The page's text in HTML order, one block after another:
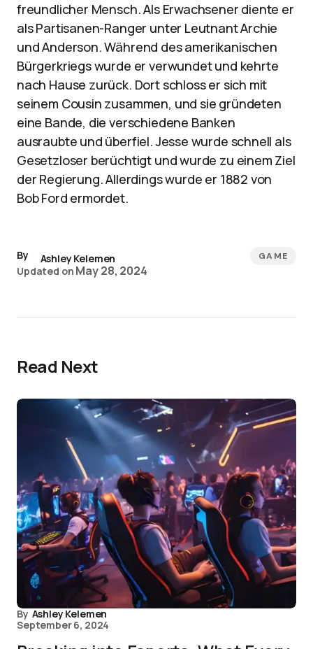
freundlicher Mensch. Als Erwachsener diente er
als Partisanen-Ranger unter Leutnant Archie
und Anderson. Während des amerikanischen
Bürgerkriegs wurde er verwundet und kehrte
nach Hause zurück. Dort schloss er sich mit
seinem Cousin zusammen, und sie gründeten
eine Bande, die verschiedene Banken
ausraubte und überfiel. Jesse wurde schnell als
Gesetzloser berüchtigt und wurde zu einem Ziel
der Regierung. Allerdings wurde er 1882 von
Bob Ford ermordet.
By
Ashley Kelemen
Updated on May 28, 2024
GAME
Read Next
By Ashley Kelemen
September 6, 2024